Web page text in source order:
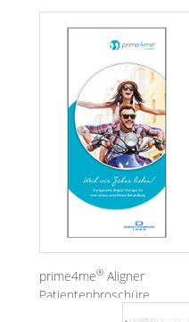
prime4me®Aligner
Patientenbroschüre